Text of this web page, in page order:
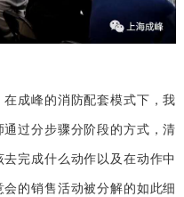
成峰的消防配套模式下，我
过分步骤分阶段的方式，清
完成什么动作以及在动作中
的销售活动被分解的如此细